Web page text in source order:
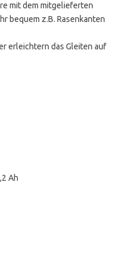
mit dem mitgelieferten
bequem z.B. Rasenkanten
erleichtern das Gleiten auf
Ah